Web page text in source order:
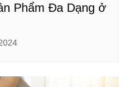
Phẩm Đa Dạng ở